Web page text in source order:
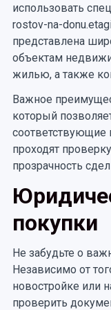
использовать
rostov-na-
представлена
объектам
жилью, а также
Важное
который
соответствующие
проходят
прозрачность
покупки
Не забудьте о
Независимо от
новостройке или
проверить